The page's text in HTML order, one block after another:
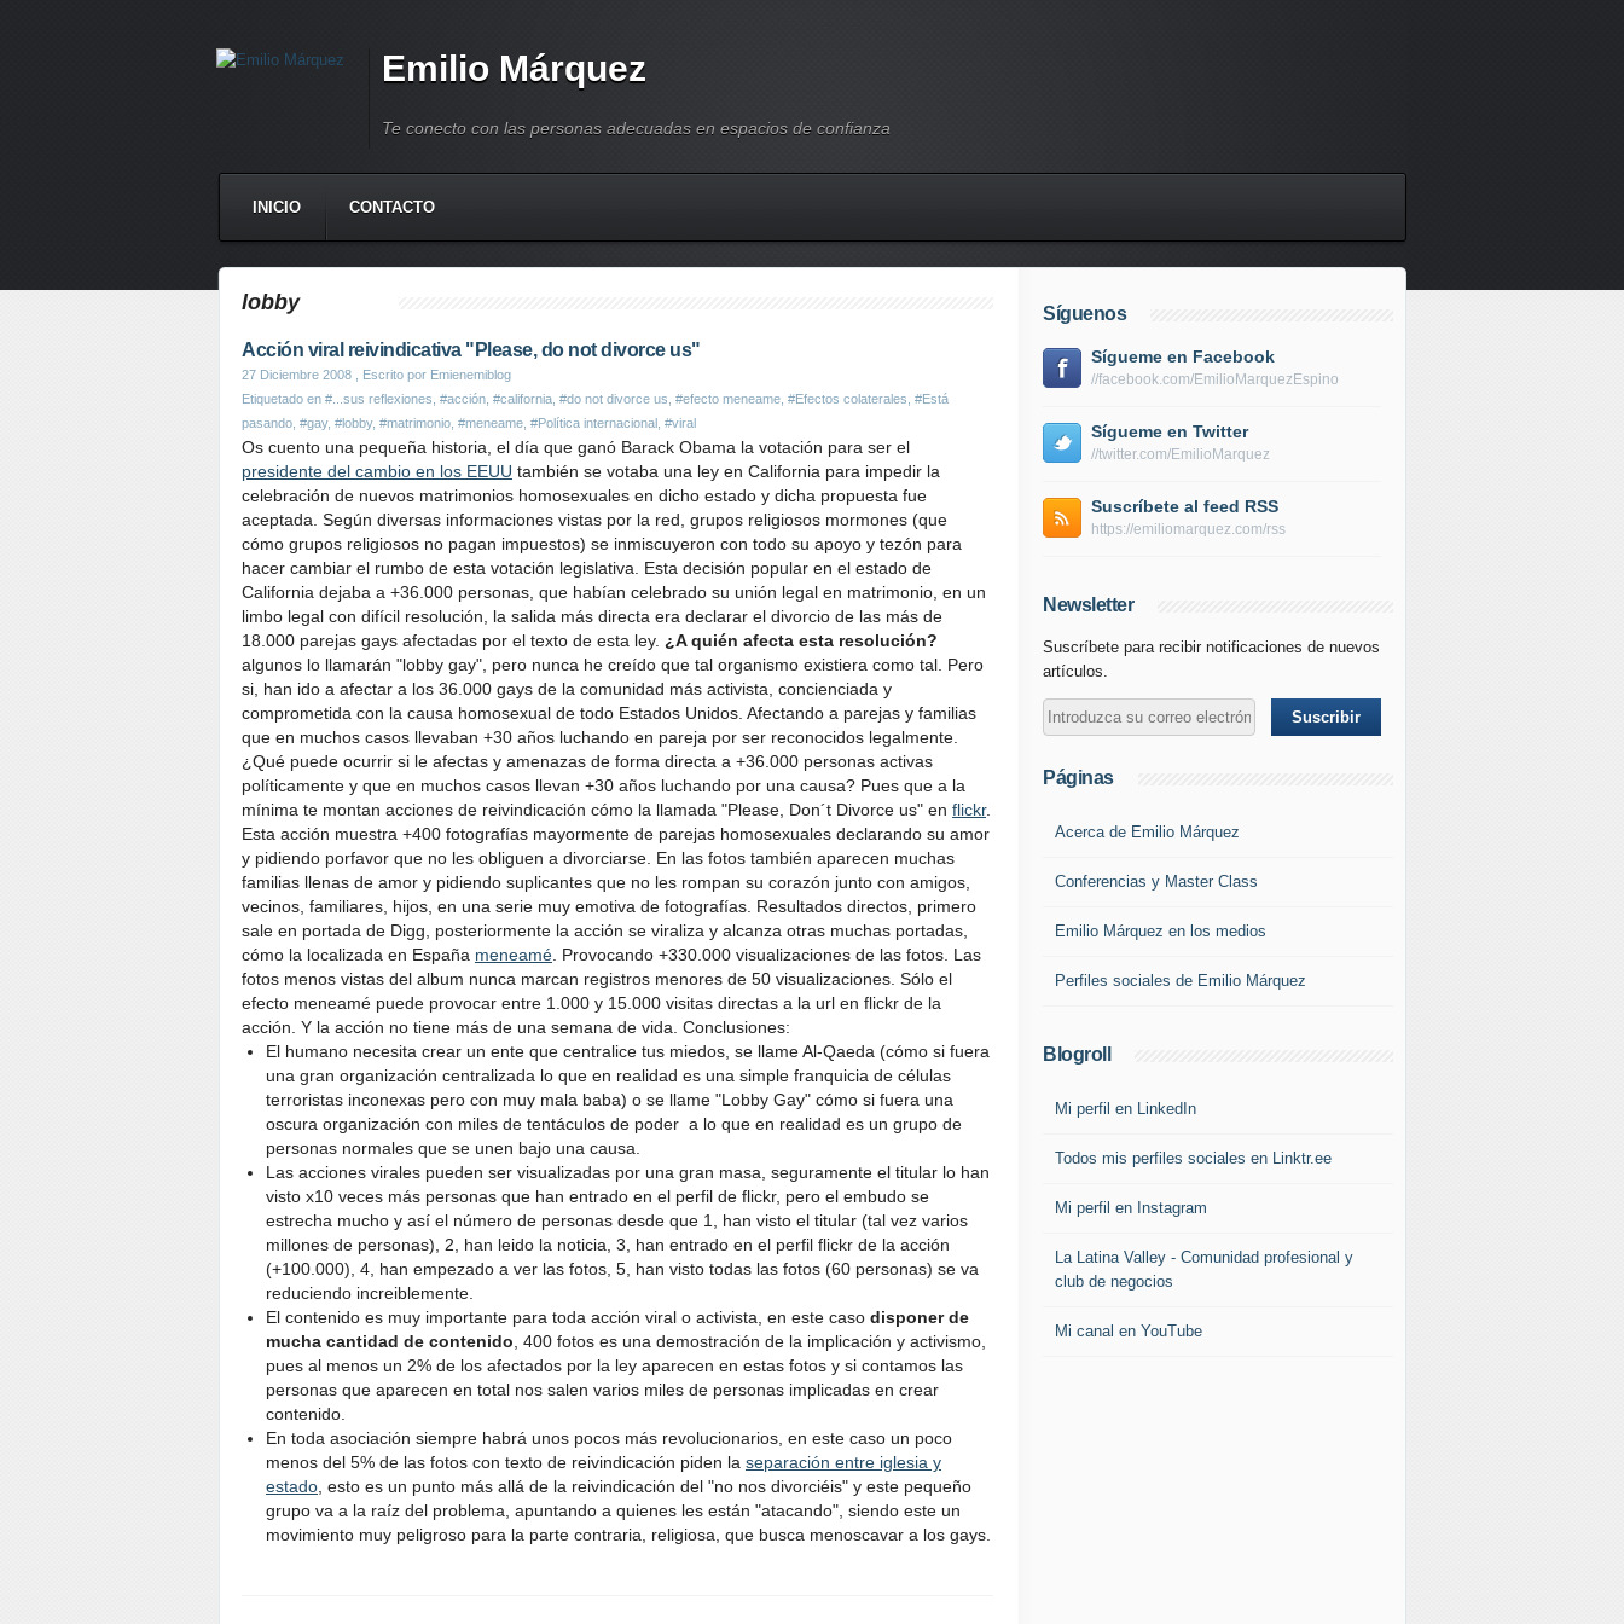
Emilio Márquez
Te conecto con las personas adecuadas en espacios de confianza
INICIO CONTACTO
lobby
Acción viral reivindicativa "Please, do not divorce us"
27 Diciembre 2008 , Escrito por Emienemiblog
Etiquetado en #...sus reflexiones #acción #california #do not divorce us #efecto meneame #Efectos colaterales #Está
pasando #gay, #lobby, #matrimonio #meneame #Política internacional #viral
Os cuento una pequeña historia, el día que ganó Barack Obama la votación para ser el
presidente del cambio en los EEUU también se votaba una ley en California para impedir la
celebración de nuevos matrimonios homosexuales en dicho estado y dicha propuesta fue
aceptada. Según diversas informaciones vistas por la red, grupos religiosos mormones (que
cómo grupos religiosos no pagan impuestos) se inmiscuyeron con todo su apoyo y tezón para
hacer cambiar el rumbo de esta votación legislativa. Esta decisión popular en el estado de
California dejaba a +36.000 personas, que habían celebrado su unión legal en matrimonio, en un
limbo legal con difícil resolución, la salida más directa era declarar el divorcio de las más de
18.000 parejas gays afectadas por el texto de esta ley. ¿A quién afecta esta resolución?
algunos lo llamarán "lobby gay", pero nunca he creído que tal organismo existiera como tal. Pero
si, han ido a afectar a los 36.000 gays de la comunidad más activista, concienciada y
comprometida con la causa homosexual de todo Estados Unidos. Afectando a parejas y familias
que en muchos casos llevaban +30 años luchando en pareja por ser reconocidos legalmente.
¿Qué puede ocurrir si le afectas y amenazas de forma directa a +36.000 personas activas
políticamente y que en muchos casos llevan +30 años luchando por una causa? Pues que a la
mínima te montan acciones de reivindicación cómo la llamada "Please, Don´t Divorce us" en flickr.
Esta acción muestra +400 fotografías mayormente de parejas homosexuales declarando su amor
y pidiendo porfavor que no les obliguen a divorciarse. En las fotos también aparecen muchas
familias llenas de amor y pidiendo suplicantes que no les rompan su corazón junto con amigos,
vecinos, familiares, hijos, en una serie muy emotiva de fotografías. Resultados directos, primero
sale en portada de Digg, posteriormente la acción se viraliza y alcanza otras muchas portadas,
cómo la localizada en España meneamé . Provocando +330.000 visualizaciones de las fotos. Las
fotos menos vistas del album nunca marcan registros menores de 50 visualizaciones. Sólo el
efecto meneamé puede provocar entre 1.000 y 15.000 visitas directas a la url en flickr de la
acción. Y la acción no tiene más de una semana de vida. Conclusiones:
El humano necesita crear un ente que centralice tus miedos, se llame Al-Qaeda (cómo si fuera
una gran organización centralizada lo que en realidad es una simple franquicia de células
terroristas inconexas pero con muy mala baba) o se llame "Lobby Gay" cómo si fuera una
oscura organización con miles de tentáculos de poder a lo que en realidad es un grupo de
personas normales que se unen bajo una causa.
Las acciones virales pueden ser visualizadas por una gran masa, seguramente el titular lo han
visto x10 veces más personas que han entrado en el perfil de flickr, pero el embudo se
estrecha mucho y así el número de personas desde que 1, han visto el titular (tal vez varios
millones de personas), 2, han leido la noticia, 3, han entrado en el perfil flickr de la acción
(+100.000), 4, han empezado a ver las fotos, 5, han visto todas las fotos (60 personas) se va
reduciendo increiblemente.
El contenido es muy importante para toda acción viral o activista, en este caso disponer de
mucha cantidad de contenido , 400 fotos es una demostración de la implicación y activismo,
pues al menos un 2% de los afectados por la ley aparecen en estas fotos y si contamos las
personas que aparecen en total nos salen varios miles de personas implicadas en crear
contenido.
En toda asociación siempre habrá unos pocos más revolucionarios, en este caso un poco
menos del 5% de las fotos con texto de reivindicación piden la separación entre iglesia y
estado , esto es un punto más allá de la reivindicación del "no nos divorciéis" y este pequeño
grupo va a la raíz del problema, apuntando a quienes les están "atacando", siendo este un
movimiento muy peligroso para la parte contraria, religiosa, que busca menoscavar a los gays.
Síguenos
Sígueme en Facebook
//facebook.com/EmilioMarquezEspino
Sígueme en Twitter
//twitter.com/EmilioMarquez
Suscríbete al feed RSS
https://emiliomarquez.com/rss
Newsletter
Suscríbete para recibir notificaciones de nuevos
artículos.
Páginas
Acerca de Emilio Márquez
Conferencias y Master Class
Emilio Márquez en los medios
Perfiles sociales de Emilio Márquez
Blogroll
Mi perfil en LinkedIn
Todos mis perfiles sociales en Linktr.ee
Mi perfil en Instagram
La Latina Valley - Comunidad profesional y
club de negocios
Mi canal en YouTube